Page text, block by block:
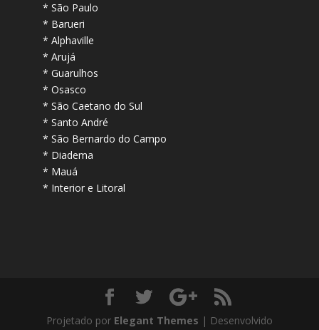
* São Paulo
* Barueri
* Alphaville
* Arujá
* Guarulhos
* Osasco
* São Caetano do Sul
* Santo André
* São Bernardo do Campo
* Diadema
* Mauá
* Interior e Litoral
Projetado por Elegant Themes | Desenvolvido